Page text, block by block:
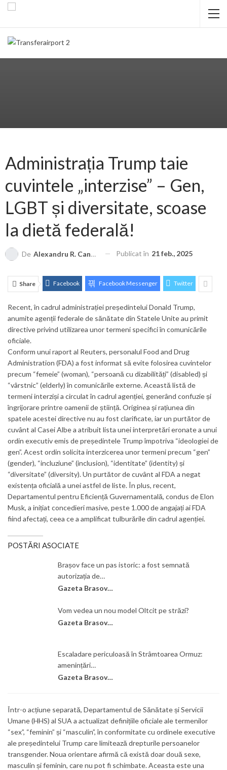
Administrația Trump taie
cuvintele „interzise” – Gen,
LGBT și diversitate, scoase
la dietă federală!
De Alexandru R. Cantemir Publicat în 21 feb., 2025
Share Facebook Facebook Messenger Twitter
Recent, în cadrul administrației președintelui Donald Trump,
anumite agenții federale de sănătate din Statele Unite au primit
directive privind utilizarea unor termeni specifici în comunicările
oficiale.
Conform unui raport al Reuters, personalul Food and Drug
Administration (FDA) a fost informat să evite folosirea cuvintelor
precum “femeie” (woman), “persoană cu dizabilități” (disabled) și
“vârstnic” (elderly) în comunicările externe. Această listă de
termeni interziși a circulat în cadrul agenției, generând confuzie și
îngrijorare printre oamenii de știință. Originea și rațiunea din
spatele acestei directive nu au fost clarificate, iar un purtător de
cuvânt al Casei Albe a atribuit lista unei interpretări eronate a unui
ordin executiv emis de președintele Trump împotriva “ideologiei de
gen”. Acest ordin solicita interzicerea unor termeni precum “gen”
(gender), “incluziune” (inclusion), “identitate” (identity) și
“diversitate” (diversity). Un purtător de cuvânt al FDA a negat
existența oficială a unei astfel de liste. În plus, recent,
Departamentul pentru Eficiență Guvernamentală, condus de Elon
Musk, a inițiat concedieri masive, peste 1.000 de angajați ai FDA
fiind afectați, ceea ce a amplificat tulburările din cadrul agenției.
POSTĂRI ASOCIATE
Brașov face un pas istoric: a fost semnată
autorizația de…
Gazeta Brasovului
Vom vedea un nou model Oltcit pe străzi?
Gazeta Brasovului
Escaladare periculoasă în Strâmtoarea Ormuz:
amenințări…
Gazeta Brasovului
Într-o acțiune separată, Departamentul de Sănătate și Servicii
Umane (HHS) al SUA a actualizat definițiile oficiale ale termenilor
“sex”, “feminin” și “masculin”, în conformitate cu ordinele executive
ale președintelui Trump care limitează drepturile persoanelor
transgender. Noua orientare afirmă că există doar două sexe,
masculin și feminin, care nu pot fi schimbate. Aceasta este una